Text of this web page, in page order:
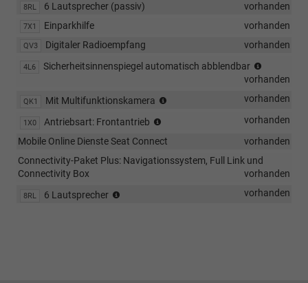
8RL 6 Lautsprecher (passiv) vorhanden
7X1 Einparkhilfe vorhanden
QV3 Digitaler Radioempfang vorhanden
4L6 Sicherheitsinnenspiegel automatisch abblendbar
vorhanden
QK1 Mit Multifunktionskamera vorhanden
1X0 Antriebsart: Frontantrieb
vorhanden
Mobile Online Dienste Seat Connect
vorhanden
Connectivity-Paket Plus: Navigationssystem, Full Link und
Connectivity Box
vorhanden
8RL 6 Lautsprecher vorhanden